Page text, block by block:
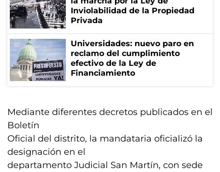
Inviolabilidad de la Propiedad
Privada
Universidades: nuevo paro en
reclamo del cumplimiento
efectivo de la Ley de
Financiamiento
Mediante diferentes decretos publicados en el
Boletín
Oficial del distrito, la mandataria oficializó la
designación en el
departamento Judicial San Martín, con sede